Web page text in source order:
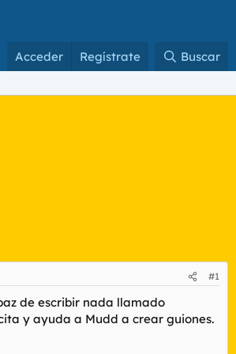
Acceder Regístrate Buscar
#1
de escribir nada llamado
y ayuda a Mudd a crear guiones.